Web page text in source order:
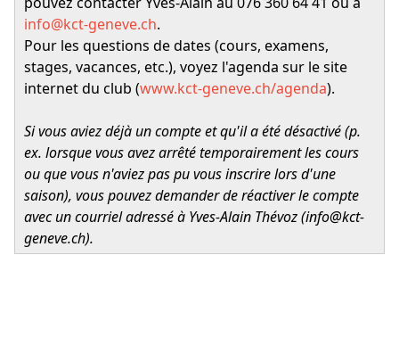
info@kct-geneve.ch.
Pour les questions de dates (cours, examens,
stages, vacances, etc.), voyez l'agenda sur le site
internet du club (www.kct-geneve.ch/agenda).
Si vous aviez déjà un compte et qu'il a été désactivé (p.
ex. lorsque vous avez arrêté temporairement les cours
ou que vous n'aviez pas pu vous inscrire lors d'une
saison), vous pouvez demander de réactiver le compte
avec un courriel adressé à Yves-Alain Thévoz (info@kct-
geneve.ch).